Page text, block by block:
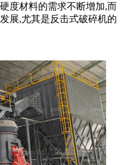
度材料的需求不断增加,而
展,尤其是反击式破碎机的